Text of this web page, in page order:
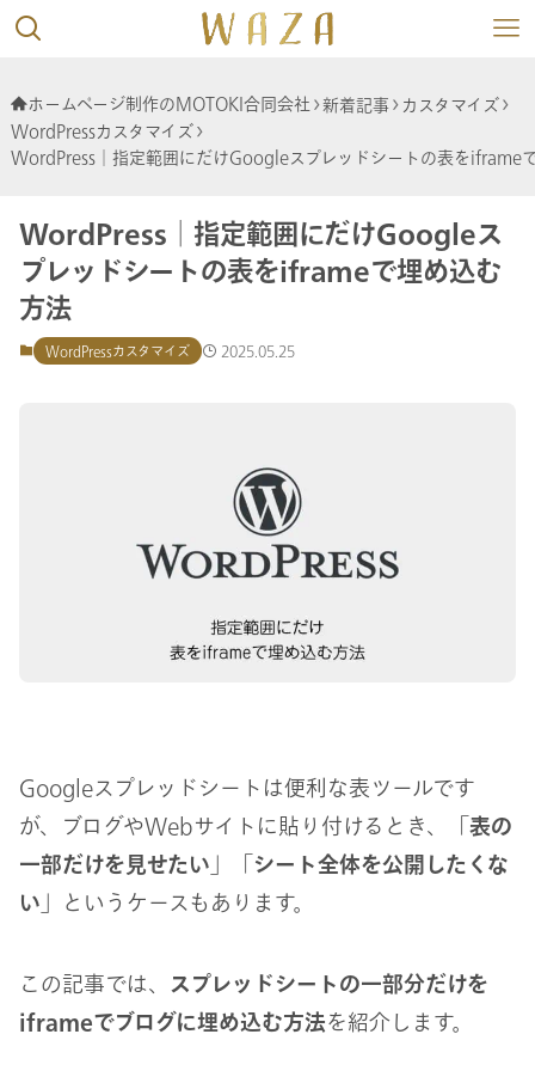
ホームページ制作のMOTOKI合同会社 新着記事
カスタマイズ
WordPressカスタマイズ
WordPress│指定範囲にだけGoogleスプレッドシートの表をiframe
WordPress│指定範囲にだけGoogleス
プレッドシートの表をiframeで埋め込む
方法
WordPressカスタマイズ 2025.05.25
Googleスプレッドシートは便利な表ツールです
が、ブログやWebサイトに貼り付けるとき、「 表の
一部だけを見せたい
シート全体を公開したくな
い 」というケースもあります。
この記事では、
スプレッドシートの一部分だけを
iframeでブログに埋め込む方法を紹介します。